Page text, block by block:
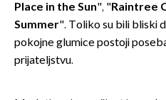
Place in the Sun", "Raintree
Summer". Toliko su bili bliski
pokojne glumice postoji
prijateljstvu.